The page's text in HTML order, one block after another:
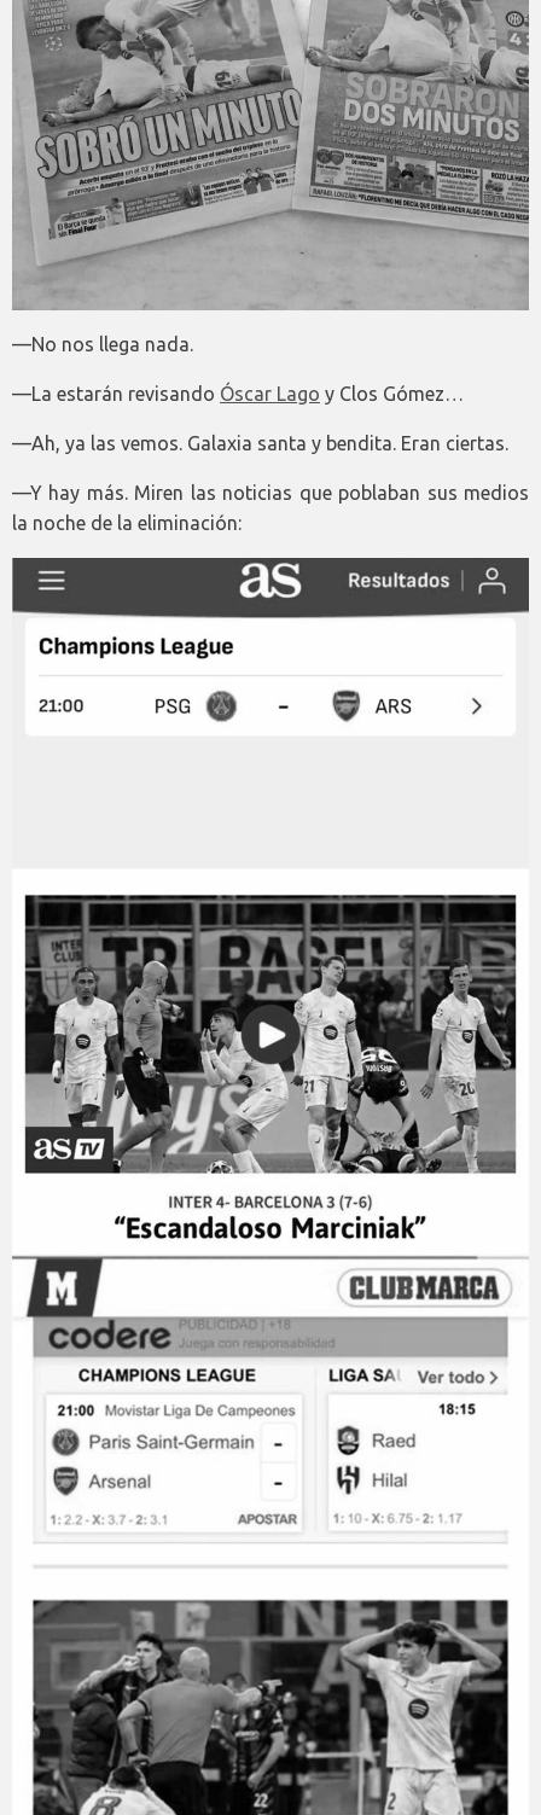
—No nos llega nada.
—La estarán revisando Óscar Lago y Clos Gómez…
—Ah, ya las vemos. Galaxia santa y bendita. Eran ciertas.
—Y hay más. Miren las noticias que poblaban sus medios
la noche de la eliminación: